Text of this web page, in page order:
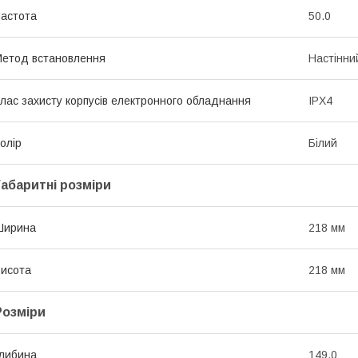
50.0
встановлення
захисту корпусів електронного обладнання IPХ4
Білий
розміри
218 мм
218 мм
149.0